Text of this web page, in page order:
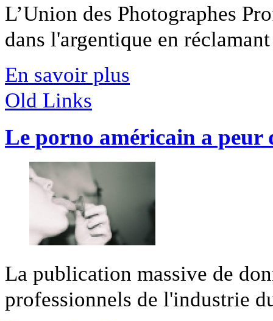
L’Union des Photographes
dans l'argentique en
En savoir plus
Old Links
Le porno américain a peur
La publication massive de
professionnels de l'industrie